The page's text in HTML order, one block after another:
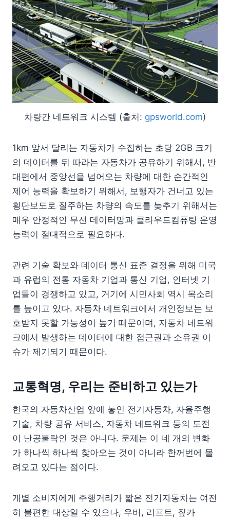
차량간 네트워크 시스템 (출처: gpsworld.com)
1km 앞서 달리는 자동차가 수집하는 초당 2GB 크기
의 데이터를 뒤 따라는 자동차가 공유하기 위해서, 반
대편에서 중앙선을 넘어오는 차량에 대한 순간적인
제어 능력을 확보하기 위해서, 보행자가 건너고 있는
횡단보도로 질주하는 차량의 속도를 늦추기 위해서는
매우 안정적인 무선 데이터망과 클라우드컴퓨팅 운영
능력이 절대적으로 필요하다.
관련 기술 확보와 데이터 통신 표준 결정을 위해 미국
과 유럽의 전통 자동차 기업과 통신 기업, 인터넷 기
업들이 경쟁하고 있고, 거기에 시민사회 역시 목소리
를 높이고 있다. 자동차 네트워크에서 개인정보는 보
호받지 못할 가능성이 높기 때문이며, 자동차 네트워
크에서 발생하는 데이터에 대한 접근권과 소유권 이
슈가 제기되기 때문이다.
교통혁명, 우리는 준비하고 있는가
한국의 자동차산업 앞에 놓인 전기자동차, 자율주행
기술, 차량 공유 서비스, 자동차 네트워크 등의 도전
이 난공불락인 것은 아니다. 문제는 이 네 개의 변화
가 하나씩 하나씩 찾아오는 것이 아니라 한꺼번에 몰
려오고 있다는 점이다.
개별 소비자에게 주행거리가 짧은 전기자동차는 여전
히 불편한 대상일 수 있으나, 우버, 리프트, 짚카